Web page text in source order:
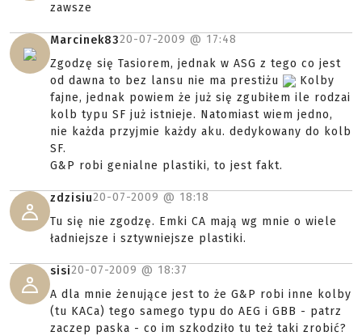
zawsze
Marcinek8320-07-2009 @ 17:48
Zgodzę się Tasiorem, jednak w ASG z tego co jest
od dawna to bez lansu nie ma prestiżu
Kolby
fajne, jednak powiem że już się zgubiłem ile rodzai
kolb typu SF już istnieje. Natomiast wiem jedno,
nie każda przyjmie każdy aku. dedykowany do kolb
SF.
G&P robi genialne plastiki, to jest fakt.
zdzisiu20-07-2009 @ 18:18
Tu się nie zgodzę. Emki CA mają wg mnie o wiele
ładniejsze i sztywniejsze plastiki.
sisi20-07-2009 @ 18:37
A dla mnie żenujące jest to że G&P robi inne kolby
(tu KACa) tego samego typu do AEG i GBB - patrz
zaczep paska - co im szkodziło tu też taki zrobić?